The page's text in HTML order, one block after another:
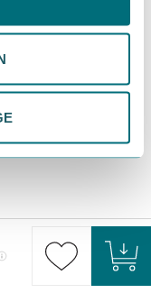
jederzeit
du in unserer